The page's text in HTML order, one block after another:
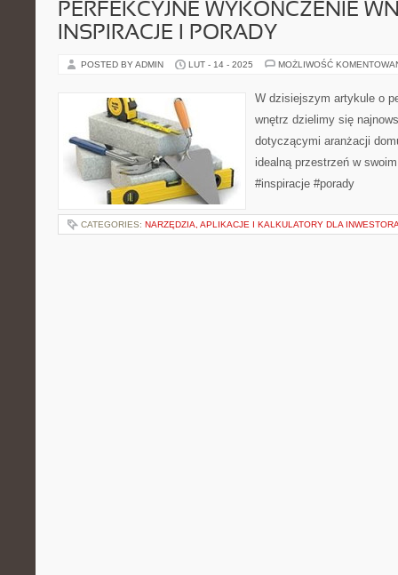
PERFEKCYJNE WYKOŃCZENIE
INSPIRACJE I PORADY
POSTED BY ADMIN LUT - 14 - 2025 MOŻLIWOŚĆ
W dzisiejszym artykule o
wnętrz dzielimy się
dotyczącymi aranżacji
idealną przestrzeń w
#inspiracje #porady
CATEGORIES: NARZĘDZIA, APLIKACJE I KALKULATORY DLA